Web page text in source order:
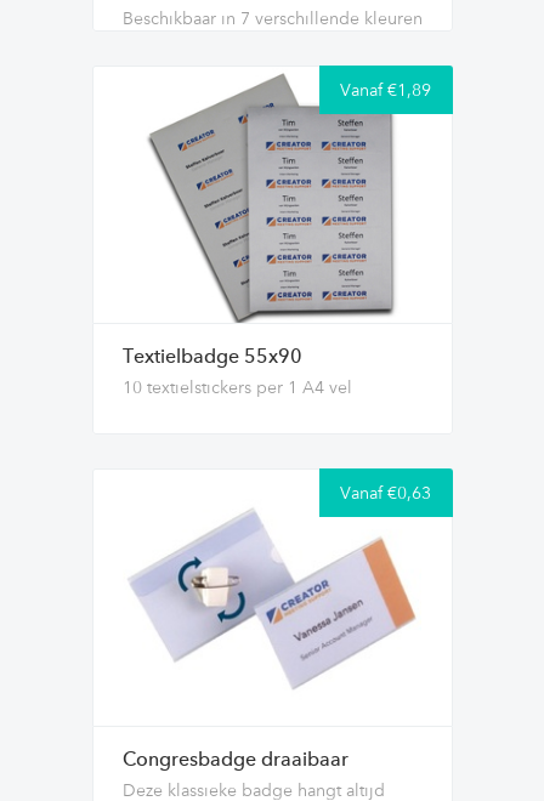
Beschikbaar in 7 verschillende kleuren
Vanaf €1,89
Textielbadge 55x90
10 textielstickers per 1 A4 vel
Vanaf €0,63
Congresbadge draaibaar
Deze klassieke badge hangt altijd